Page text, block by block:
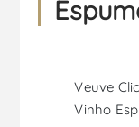
Veuve
Vinho